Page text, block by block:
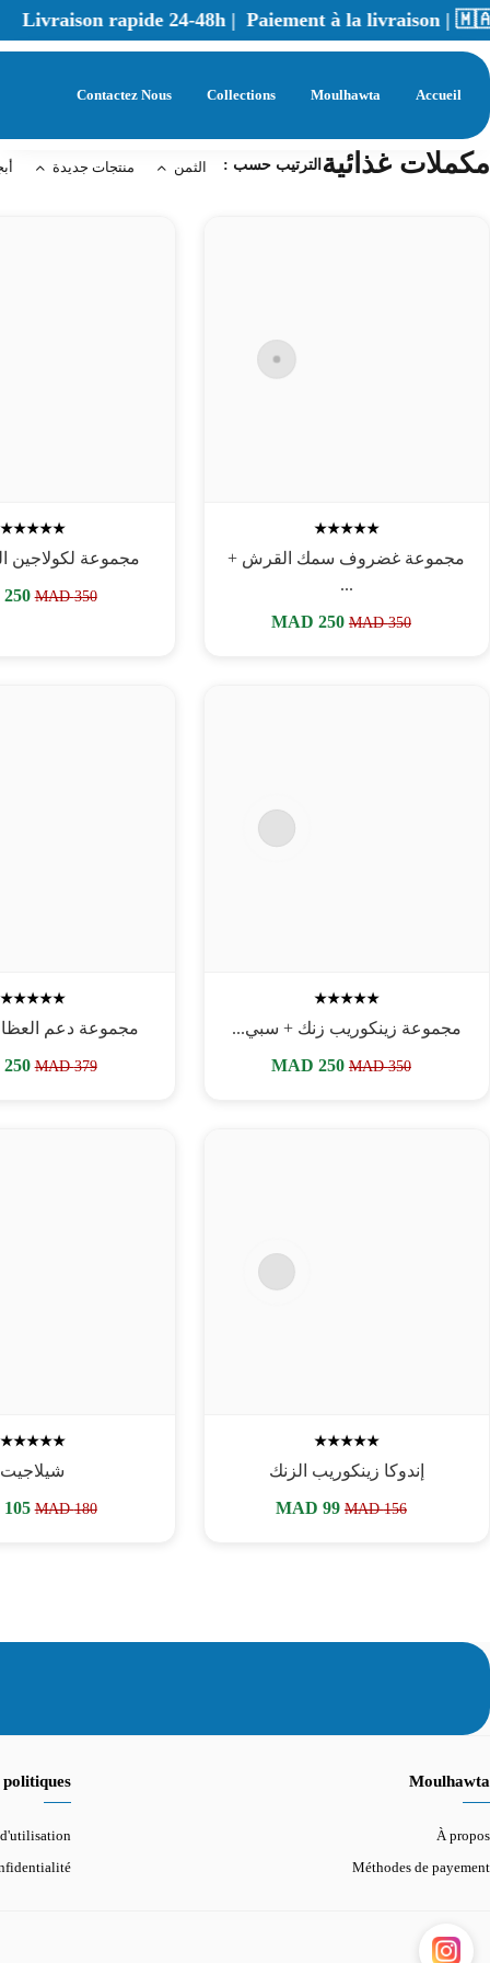
Livraison rapide 24-48h | Paiement à la livraison |
Accueil
Moulhawta
Collections
Contactez Nous
مكملات غذائية الترتيب حسب : الثمن منتجات جديدة
مجموعة غضروف سمك القرش +
...
350
MAD
250
مجموعة لكولاجين
350
MAD
250
مجموعة زينكوريب زنك + سبي...
350
MAD
250
مجموعة دعم
379
MAD
250
إندوكا زينكوريب الزنك
156
MAD
99
شيلاجيت
180
MAD
105
Moulhawta
À propos
Méthodes de payement